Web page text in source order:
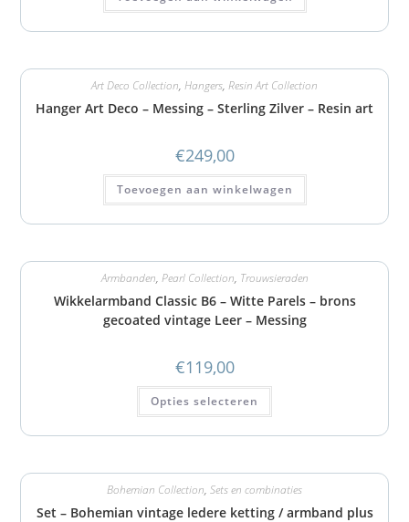
Art Deco Collection, Hangers, Resin Art Collection
Hanger Art Deco – Messing – Sterling Zilver – Resin art
€249,00
Toevoegen aan winkelwagen
Armbanden, Pearl Collection, Trouwsieraden
Wikkelarmband Classic B6 – Witte Parels – brons
gecoated vintage Leer – Messing
€119,00
Opties selecteren
Bohemian Collection, Sets en combinaties
Set – Bohemian vintage ledere ketting / armband plus